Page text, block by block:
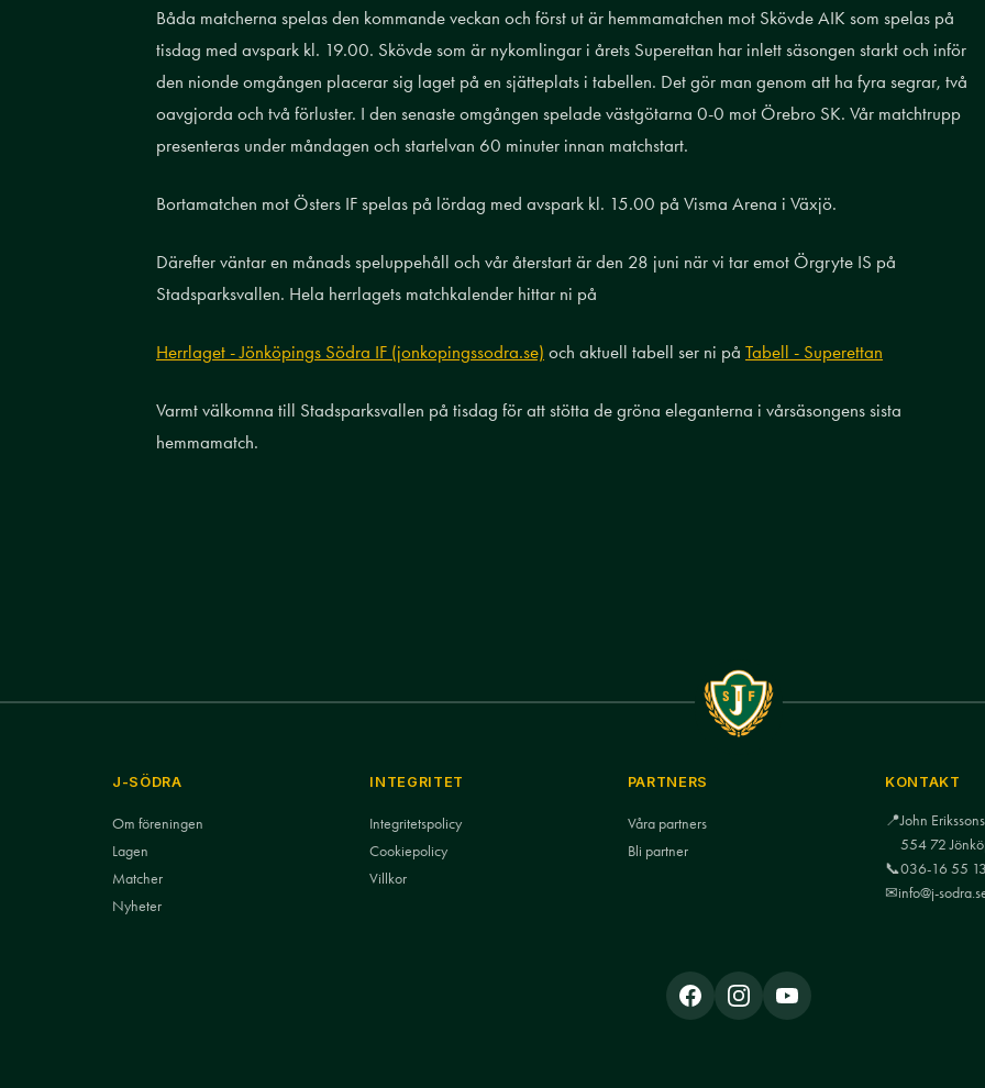
Båda matcherna spelas den kommande veckan och först ut är hemmamatchen mot Skövde AIK som spelas på
tisdag med avspark kl. 19.00. Skövde som är nykomlingar i årets Superettan har inlett säsongen starkt och inför
den nionde omgången placerar sig laget på en sjätteplats i tabellen. Det gör man genom att ha fyra segrar, två
oavgjorda och två förluster. I den senaste omgången spelade västgötarna 0-0 mot Örebro SK. Vår matchtrupp
presenteras under måndagen och startelvan 60 minuter innan matchstart.
Bortamatchen mot Östers IF spelas på lördag med avspark kl. 15.00 på Visma Arena i Växjö.
Därefter väntar en månads speluppehåll och vår återstart är den 28 juni när vi tar emot Örgryte IS på
Stadsparksvallen. Hela herrlagets matchkalender hittar ni på
Herrlaget - Jönköpings Södra IF (jonkopingssodra.se) och aktuell tabell ser ni på Tabell - Superettan
Varmt välkomna till Stadsparksvallen på tisdag för att stötta de gröna eleganterna i vårsäsongens sista
hemmamatch.
J-SÖDRA
Om föreningen
Lagen
Matcher
Nyheter
INTEGRITET
Integritetspolicy
Cookiepolicy
Villkor
PARTNERS
Våra partners
Bli partner
KONTAKT
📍John
554 72
📞036-16 55
✉info@j-